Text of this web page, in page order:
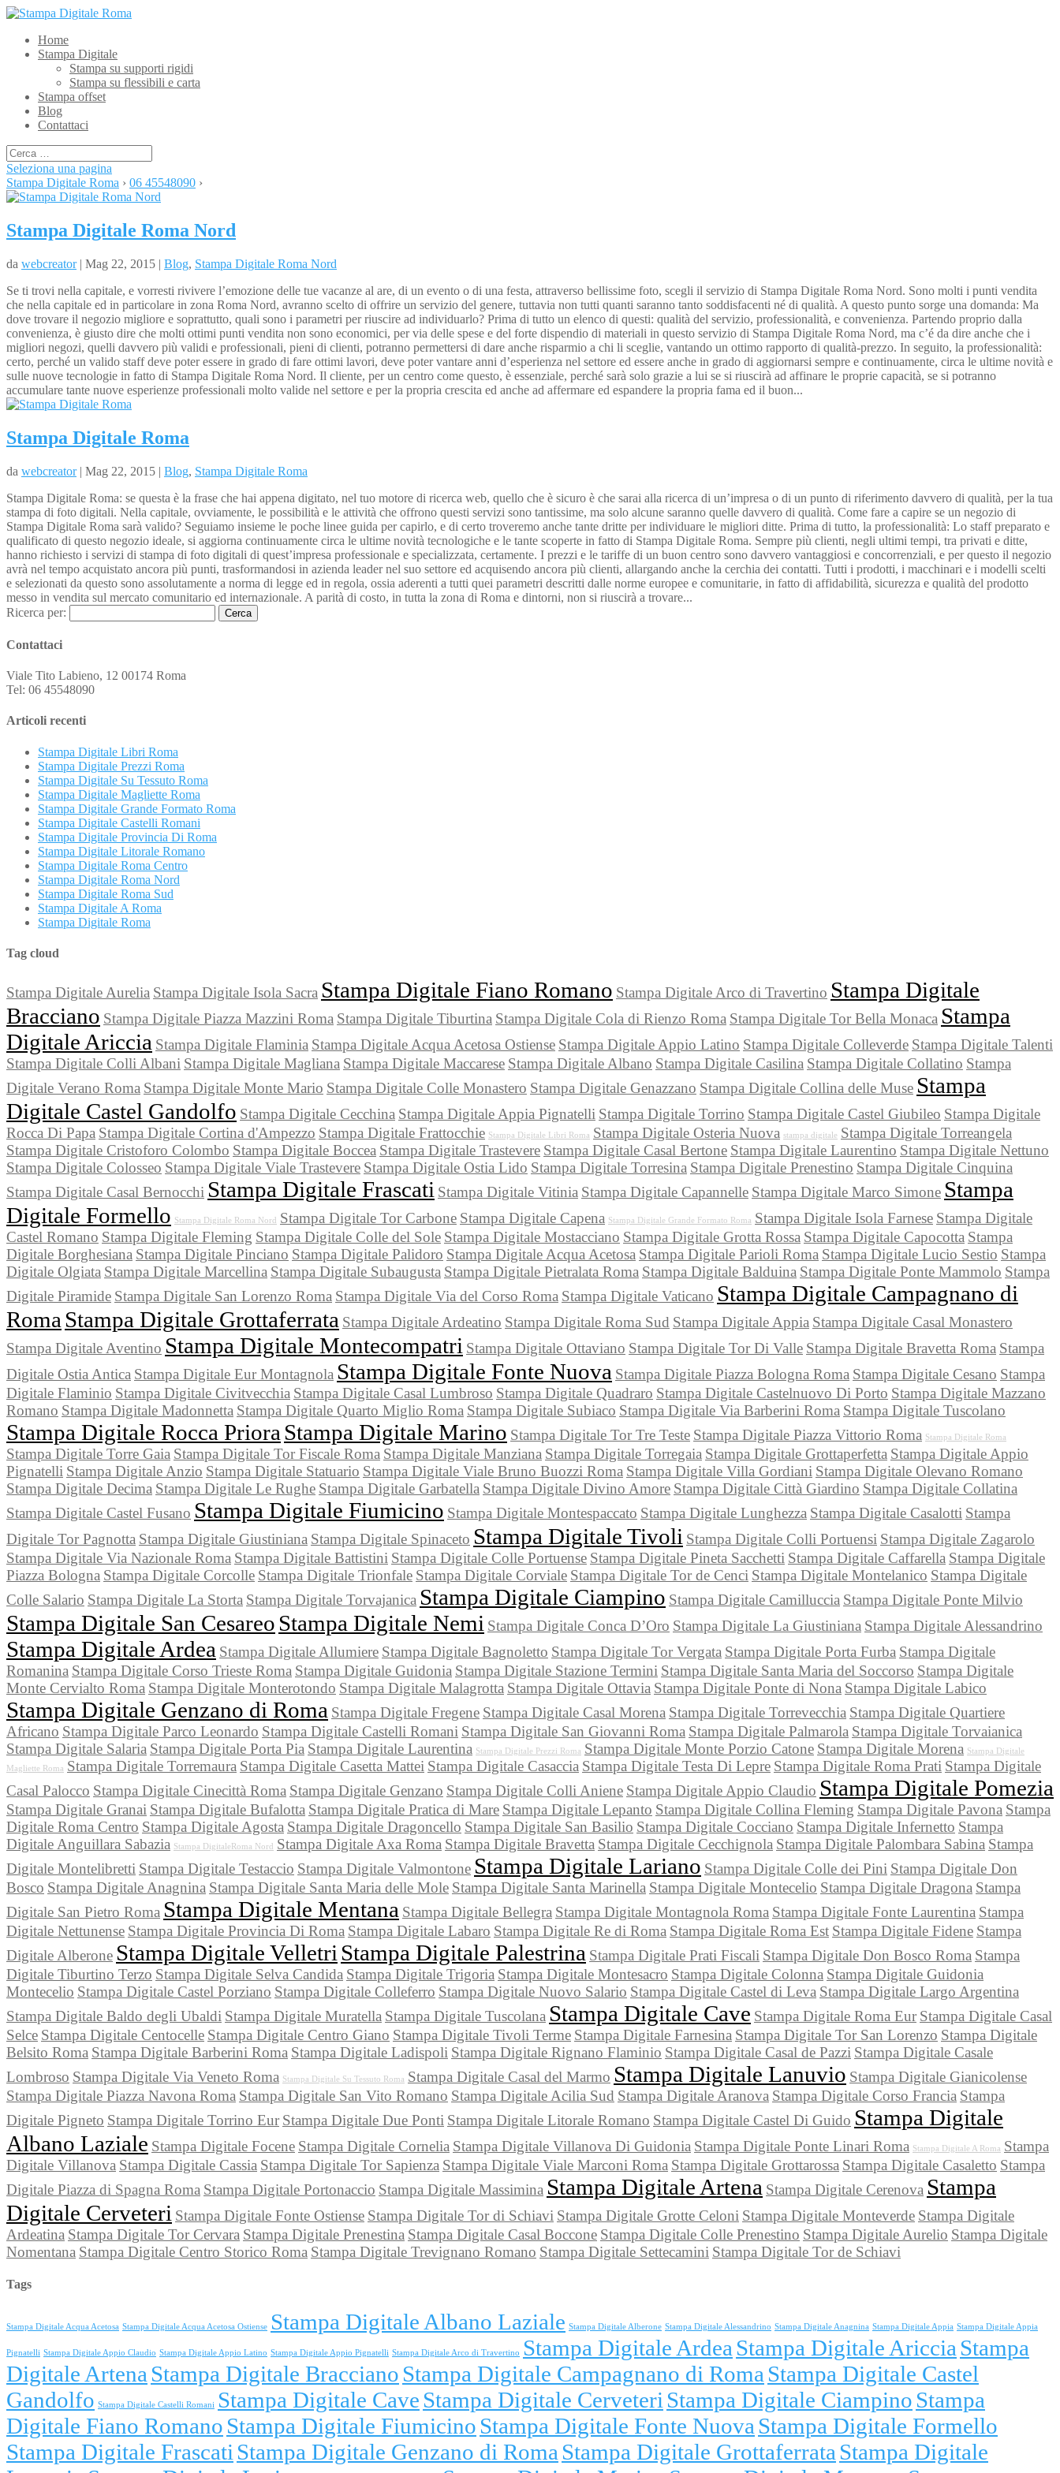
Home
Stampa Digitale
Stampa su supporti rigidi
Stampa su flessibili e carta
Stampa offset
Blog
Contattaci
Seleziona una pagina
Stampa Digitale Roma › 06 45548090 ›
Stampa Digitale Roma Nord
da webcreator| Mag 22, 2015 | Blog, Stampa Digitale Roma Nord
Se ti trovi nella capitale, e vorresti rivivere l’emozione delle tue vacanze al are, di un evento o di una festa, attraverso bellissime foto, scegli il servizio di Stampa Digitale Roma Nord. Sono molti i punti vendita
che nella capitale ed in particolare in zona Roma Nord, avranno scelto di offrire un servizio del genere, tuttavia non tutti quanti saranno tanto soddisfacenti né di qualità. A questo punto sorge una domanda: Ma
dove trovare il negozio migliore e soprattutto, quali sono i parametri per riuscire ad individuarlo? Prima di tutto un elenco di questi: qualità del servizio, professionalità, e convenienza. Partendo proprio dalla
convenienza, è giusto dire che molti ottimi punti vendita non sono economici, per via delle spese e del forte dispendio di materiali in questo servizio di Stampa Digitale Roma Nord, ma c’é da dire anche che i
migliori negozi, quelli davvero più validi e professionali, pieni di clienti, potranno permettersi di dare anche risparmio a chi li sceglie, vantando un ottimo rapporto di qualità-prezzo. In seguito, la professionalità:
certo, perché un valido staff deve poter essere in grado di fare ottimi lavori, deve poter vantare anni d’esperienza nel settore ed essere anche in grado di aggiornarsi sempre e continuamente, circa le ultime novità e
sulle nuove tecnologie in fatto di Stampa Digitale Roma Nord. Il cliente, per un centro come questo, è essenziale, perché sarà solo grazie a lui se si riuscirà ad affinare le proprie capacità, se si potranno
accumulare tante nuove esperienze professionali molto valide nel settore e per la propria crescita ed anche ad affermare ed espandere la propria fama ed il buon...
Stampa Digitale Roma
da webcreator| Mag 22, 2015 | Blog, Stampa Digitale Roma
Stampa Digitale Roma: se questa è la frase che hai appena digitato, nel tuo motore di ricerca web, quello che è sicuro è che sarai alla ricerca di un’impresa o di un punto di riferimento davvero di qualità, per la tua
stampa di foto digitali. Nella capitale, ovviamente, le possibilità e le attività che offrono questi servizi sono tantissime, ma solo alcune saranno quelle davvero di qualità. Come fare a capire se un negozio di
Stampa Digitale Roma sarà valido? Seguiamo insieme le poche linee guida per capirlo, e di certo troveremo anche tante dritte per individuare le migliori ditte. Prima di tutto, la professionalità: Lo staff preparato e
qualificato di questo negozio ideale, si aggiorna continuamente circa le ultime novità tecnologiche e le tante scoperte in fatto di Stampa Digitale Roma. Sempre più clienti, negli ultimi tempi, tra privati e ditte,
hanno richiesto i servizi di stampa di foto digitali di quest’impresa professionale e specializzata, certamente. I prezzi e le tariffe di un buon centro sono davvero vantaggiosi e concorrenziali, e per questo il negozio
avrà nel tempo acquistato ancora più punti, trasformandosi in azienda leader nel suo settore ed acquisendo ancora più clienti, allargando anche la cerchia dei contatti. Tutti i prodotti, i macchinari e i modelli scelti
e selezionati da questo sono assolutamente a norma di legge ed in regola, ossia aderenti a tutti quei parametri descritti dalle norme europee e comunitarie, in fatto di affidabilità, sicurezza e qualità del prodotto
messo in vendita sul mercato comunitario ed internazionale. A parità di costo, in tutta la zona di Roma e dintorni, non si riuscirà a trovare...
Ricerca per:
Contattaci
Viale Tito Labieno, 12 00174 Roma
Tel: 06 45548090
Articoli recenti
Stampa Digitale Libri Roma
Stampa Digitale Prezzi Roma
Stampa Digitale Su Tessuto Roma
Stampa Digitale Magliette Roma
Stampa Digitale Grande Formato Roma
Stampa Digitale Castelli Romani
Stampa Digitale Provincia Di Roma
Stampa Digitale Litorale Romano
Stampa Digitale Roma Centro
Stampa Digitale Roma Nord
Stampa Digitale Roma Sud
Stampa Digitale A Roma
Stampa Digitale Roma
Tag cloud
Stampa Digitale Aurelia Stampa Digitale Isola Sacra Stampa Digitale Fiano Romano Stampa Digitale Arco di Travertino Stampa Digitale
Bracciano Stampa Digitale Piazza Mazzini Roma Stampa Digitale Tiburtina Stampa Digitale Cola di Rienzo Roma Stampa Digitale Tor Bella Monaca Stampa
Digitale Ariccia Stampa Digitale Flaminia Stampa Digitale Acqua Acetosa Ostiense Stampa Digitale Appio Latino Stampa Digitale Colleverde Stampa Digitale Talenti
Stampa Digitale Colli Albani Stampa Digitale Magliana Stampa Digitale Maccarese Stampa Digitale Albano Stampa Digitale Casilina Stampa Digitale Collatino Stampa
Digitale Verano Roma Stampa Digitale Monte Mario Stampa Digitale Colle Monastero Stampa Digitale Genazzano Stampa Digitale Collina delle Muse Stampa
Digitale Castel Gandolfo Stampa Digitale Cecchina Stampa Digitale Appia Pignatelli Stampa Digitale Torrino Stampa Digitale Castel Giubileo Stampa Digitale
Rocca Di Papa Stampa Digitale Cortina d'Ampezzo Stampa Digitale Frattocchie Stampa Digitale Libri Roma Stampa Digitale Osteria Nuova stampa digitale Stampa Digitale Torreangela
Stampa Digitale Cristoforo Colombo Stampa Digitale Boccea Stampa Digitale Trastevere Stampa Digitale Casal Bertone Stampa Digitale Laurentino Stampa Digitale Nettuno
Stampa Digitale Colosseo Stampa Digitale Viale Trastevere Stampa Digitale Ostia Lido Stampa Digitale Torresina Stampa Digitale Prenestino Stampa Digitale Cinquina
Stampa Digitale Casal Bernocchi Stampa Digitale Frascati Stampa Digitale Vitinia Stampa Digitale Capannelle Stampa Digitale Marco Simone Stampa
Digitale Formello Stampa Digitale Roma Nord Stampa Digitale Tor Carbone Stampa Digitale Capena Stampa Digitale Grande Formato Roma Stampa Digitale Isola Farnese Stampa Digitale
Castel Romano Stampa Digitale Fleming Stampa Digitale Colle del Sole Stampa Digitale Mostacciano Stampa Digitale Grotta Rossa Stampa Digitale Capocotta Stampa
Digitale Borghesiana Stampa Digitale Pinciano Stampa Digitale Palidoro Stampa Digitale Acqua Acetosa Stampa Digitale Parioli Roma Stampa Digitale Lucio Sestio Stampa
Digitale Olgiata Stampa Digitale Marcellina Stampa Digitale Subaugusta Stampa Digitale Pietralata Roma Stampa Digitale Balduina Stampa Digitale Ponte Mammolo Stampa
Digitale Piramide Stampa Digitale San Lorenzo Roma Stampa Digitale Via del Corso Roma Stampa Digitale Vaticano Stampa Digitale Campagnano di
Roma Stampa Digitale Grottaferrata Stampa Digitale Ardeatino Stampa Digitale Roma Sud Stampa Digitale Appia Stampa Digitale Casal Monastero
Stampa Digitale Aventino Stampa Digitale Montecompatri Stampa Digitale Ottaviano Stampa Digitale Tor Di Valle Stampa Digitale Bravetta Roma Stampa
Digitale Ostia Antica Stampa Digitale Eur Montagnola Stampa Digitale Fonte Nuova Stampa Digitale Piazza Bologna Roma Stampa Digitale Cesano Stampa
Digitale Flaminio Stampa Digitale Civitvecchia Stampa Digitale Casal Lumbroso Stampa Digitale Quadraro Stampa Digitale Castelnuovo Di Porto Stampa Digitale Mazzano
Romano Stampa Digitale Madonnetta Stampa Digitale Quarto Miglio Roma Stampa Digitale Subiaco Stampa Digitale Via Barberini Roma Stampa Digitale Tuscolano
Stampa Digitale Rocca Priora Stampa Digitale Marino Stampa Digitale Tor Tre Teste Stampa Digitale Piazza Vittorio Roma Stampa Digitale Roma
Stampa Digitale Torre Gaia Stampa Digitale Tor Fiscale Roma Stampa Digitale Manziana Stampa Digitale Torregaia Stampa Digitale Grottaperfetta Stampa Digitale Appio
Pignatelli Stampa Digitale Anzio Stampa Digitale Statuario Stampa Digitale Viale Bruno Buozzi Roma Stampa Digitale Villa Gordiani Stampa Digitale Olevano Romano
Stampa Digitale Decima Stampa Digitale Le Rughe Stampa Digitale Garbatella Stampa Digitale Divino Amore Stampa Digitale Città Giardino Stampa Digitale Collatina
Stampa Digitale Castel Fusano Stampa Digitale Fiumicino Stampa Digitale Montespaccato Stampa Digitale Lunghezza Stampa Digitale Casalotti Stampa
Digitale Tor Pagnotta Stampa Digitale Giustiniana Stampa Digitale Spinaceto Stampa Digitale Tivoli Stampa Digitale Colli Portuensi Stampa Digitale Zagarolo
Stampa Digitale Via Nazionale Roma Stampa Digitale Battistini Stampa Digitale Colle Portuense Stampa Digitale Pineta Sacchetti Stampa Digitale Caffarella Stampa Digitale
Piazza Bologna Stampa Digitale Corcolle Stampa Digitale Trionfale Stampa Digitale Corviale Stampa Digitale Tor de Cenci Stampa Digitale Montelanico Stampa Digitale
Colle Salario Stampa Digitale La Storta Stampa Digitale Torvajanica Stampa Digitale Ciampino Stampa Digitale Camilluccia Stampa Digitale Ponte Milvio
Stampa Digitale San Cesareo Stampa Digitale Nemi Stampa Digitale Conca D’Oro Stampa Digitale La Giustiniana Stampa Digitale Alessandrino
Stampa Digitale Ardea Stampa Digitale Allumiere Stampa Digitale Bagnoletto Stampa Digitale Tor Vergata Stampa Digitale Porta Furba Stampa Digitale
Romanina Stampa Digitale Corso Trieste Roma Stampa Digitale Guidonia Stampa Digitale Stazione Termini Stampa Digitale Santa Maria del Soccorso Stampa Digitale
Monte Cervialto Roma Stampa Digitale Monterotondo Stampa Digitale Malagrotta Stampa Digitale Ottavia Stampa Digitale Ponte di Nona Stampa Digitale Labico
Stampa Digitale Genzano di Roma Stampa Digitale Fregene Stampa Digitale Casal Morena Stampa Digitale Torrevecchia Stampa Digitale Quartiere
Africano Stampa Digitale Parco Leonardo Stampa Digitale Castelli Romani Stampa Digitale San Giovanni Roma Stampa Digitale Palmarola Stampa Digitale Torvaianica
Stampa Digitale Salaria Stampa Digitale Porta Pia Stampa Digitale Laurentina Stampa Digitale Prezzi Roma Stampa Digitale Monte Porzio Catone Stampa Digitale Morena Stampa Digitale
Magliette Roma Stampa Digitale Torremaura Stampa Digitale Casetta Mattei Stampa Digitale Casaccia Stampa Digitale Testa Di Lepre Stampa Digitale Roma Prati Stampa Digitale
Casal Palocco Stampa Digitale Cinecittà Roma Stampa Digitale Genzano Stampa Digitale Colli Aniene Stampa Digitale Appio Claudio Stampa Digitale Pomezia
Stampa Digitale Granai Stampa Digitale Bufalotta Stampa Digitale Pratica di Mare Stampa Digitale Lepanto Stampa Digitale Collina Fleming Stampa Digitale Pavona Stampa
Digitale Roma Centro Stampa Digitale Agosta Stampa Digitale Dragoncello Stampa Digitale San Basilio Stampa Digitale Cocciano Stampa Digitale Infernetto Stampa
Digitale Anguillara Sabazia Stampa DigitaleRoma Nord Stampa Digitale Axa Roma Stampa Digitale Bravetta Stampa Digitale Cecchignola Stampa Digitale Palombara Sabina Stampa
Digitale Montelibretti Stampa Digitale Testaccio Stampa Digitale Valmontone Stampa Digitale Lariano Stampa Digitale Colle dei Pini Stampa Digitale Don
Bosco Stampa Digitale Anagnina Stampa Digitale Santa Maria delle Mole Stampa Digitale Santa Marinella Stampa Digitale Montecelio Stampa Digitale Dragona Stampa
Digitale San Pietro Roma Stampa Digitale Mentana Stampa Digitale Bellegra Stampa Digitale Montagnola Roma Stampa Digitale Fonte Laurentina Stampa
Digitale Nettunense Stampa Digitale Provincia Di Roma Stampa Digitale Labaro Stampa Digitale Re di Roma Stampa Digitale Roma Est Stampa Digitale Fidene Stampa
Digitale Alberone Stampa Digitale Velletri Stampa Digitale Palestrina Stampa Digitale Prati Fiscali Stampa Digitale Don Bosco Roma Stampa
Digitale Tiburtino Terzo Stampa Digitale Selva Candida Stampa Digitale Trigoria Stampa Digitale Montesacro Stampa Digitale Colonna Stampa Digitale Guidonia
Montecelio Stampa Digitale Castel Porziano Stampa Digitale Colleferro Stampa Digitale Nuovo Salario Stampa Digitale Castel di Leva Stampa Digitale Largo Argentina
Stampa Digitale Baldo degli Ubaldi Stampa Digitale Muratella Stampa Digitale Tuscolana Stampa Digitale Cave Stampa Digitale Roma Eur Stampa Digitale Casal
Selce Stampa Digitale Centocelle Stampa Digitale Centro Giano Stampa Digitale Tivoli Terme Stampa Digitale Farnesina Stampa Digitale Tor San Lorenzo Stampa Digitale
Belsito Roma Stampa Digitale Barberini Roma Stampa Digitale Ladispoli Stampa Digitale Rignano Flaminio Stampa Digitale Casal de Pazzi Stampa Digitale Casale
Lombroso Stampa Digitale Via Veneto Roma Stampa Digitale Su Tessuto Roma Stampa Digitale Casal del Marmo Stampa Digitale Lanuvio Stampa Digitale Gianicolense
Stampa Digitale Piazza Navona Roma Stampa Digitale San Vito Romano Stampa Digitale Acilia Sud Stampa Digitale Aranova Stampa Digitale Corso Francia Stampa
Digitale Pigneto Stampa Digitale Torrino Eur Stampa Digitale Due Ponti Stampa Digitale Litorale Romano Stampa Digitale Castel Di Guido Stampa Digitale
Albano Laziale Stampa Digitale Focene Stampa Digitale Cornelia Stampa Digitale Villanova Di Guidonia Stampa Digitale Ponte Linari Roma Stampa Digitale A Roma Stampa
Digitale Villanova Stampa Digitale Cassia Stampa Digitale Tor Sapienza Stampa Digitale Viale Marconi Roma Stampa Digitale Grottarossa Stampa Digitale Casaletto Stampa
Digitale Piazza di Spagna Roma Stampa Digitale Portonaccio Stampa Digitale Massimina Stampa Digitale Artena Stampa Digitale Cerenova Stampa
Digitale Cerveteri Stampa Digitale Fonte Ostiense Stampa Digitale Tor di Schiavi Stampa Digitale Grotte Celoni Stampa Digitale Monteverde Stampa Digitale
Ardeatina Stampa Digitale Tor Cervara Stampa Digitale Prenestina Stampa Digitale Casal Boccone Stampa Digitale Colle Prenestino Stampa Digitale Aurelio Stampa Digitale
Nomentana Stampa Digitale Centro Storico Roma Stampa Digitale Trevignano Romano Stampa Digitale Settecamini Stampa Digitale Tor de Schiavi
Tags
Stampa Digitale Acqua Acetosa Stampa Digitale Acqua Acetosa Ostiense Stampa Digitale Albano Laziale Stampa Digitale Alberone Stampa Digitale Alessandrino Stampa Digitale Anagnina Stampa Digitale Appia Stampa Digitale Appia
Pignatelli Stampa Digitale Appio Claudio Stampa Digitale Appio Latino Stampa Digitale Appio Pignatelli Stampa Digitale Arco di Travertino Stampa Digitale Ardea Stampa Digitale Ariccia Stampa
Digitale Artena Stampa Digitale Bracciano Stampa Digitale Campagnano di Roma Stampa Digitale Castel
Gandolfo Stampa Digitale Castelli Romani Stampa Digitale Cave Stampa Digitale Cerveteri Stampa Digitale Ciampino Stampa
Digitale Fiano Romano Stampa Digitale Fiumicino Stampa Digitale Fonte Nuova Stampa Digitale Formello
Stampa Digitale Frascati Stampa Digitale Genzano di Roma Stampa Digitale Grottaferrata Stampa Digitale